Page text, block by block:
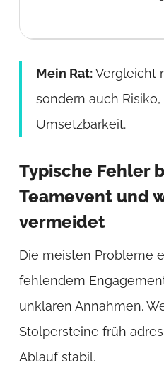
Mein Rat:Vergleicht
sondern auch
Umsetzbarkeit.
Typische Fehler
Teamevent und
vermeidet
Die meisten Probleme
fehlendem
unklaren Annahmen.
Stolpersteine früh
Ablauf stabil.